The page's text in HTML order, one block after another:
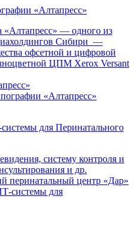
«Алтапресс»
«Алтапресс» — одного из
Сибири —
офсетной и цифровой
ЦПМ Xerox Versant
для Перинатального
систему контроля и
и др.
перинатальный центр «Дар»